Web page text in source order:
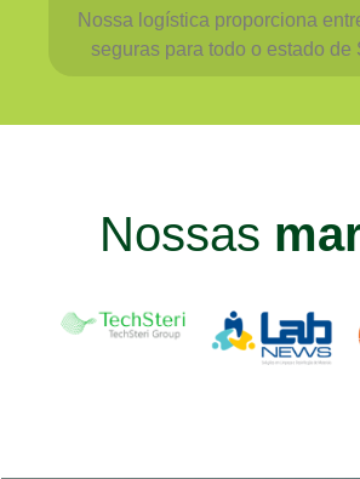
Nossa logística proporciona
seguras para todo o estado de
Nossas